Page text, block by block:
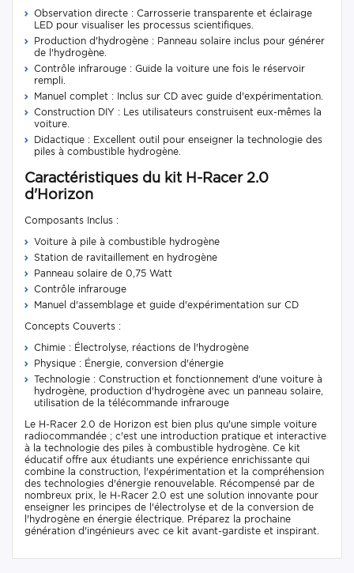
Observation directe : Carrosserie transparente et éclairage
LED pour visualiser les processus scientifiques.
Production d'hydrogène : Panneau solaire inclus pour générer
de l'hydrogène.
Contrôle infrarouge : Guide la voiture une fois le réservoir
rempli.
Manuel complet : Inclus sur CD avec guide d'expérimentation.
Construction DIY : Les utilisateurs construisent eux-mêmes la
voiture.
Didactique : Excellent outil pour enseigner la technologie des
piles à combustible hydrogène.
Caractéristiques du kit H-Racer 2.0
d'Horizon
Composants Inclus :
Voiture à pile à combustible hydrogène
Station de ravitaillement en hydrogène
Panneau solaire de 0,75 Watt
Contrôle infrarouge
Manuel d'assemblage et guide d'expérimentation sur CD
Concepts Couverts :
Chimie : Électrolyse, réactions de l'hydrogène
Physique : Énergie, conversion d'énergie
Technologie : Construction et fonctionnement d'une voiture à
hydrogène, production d'hydrogène avec un panneau solaire,
utilisation de la télécommande infrarouge
Le H-Racer 2.0 de Horizon est bien plus qu'une simple voiture
radiocommandée ; c'est une introduction pratique et interactive
à la technologie des piles à combustible hydrogène. Ce kit
éducatif offre aux étudiants une expérience enrichissante qui
combine la construction, l'expérimentation et la compréhension
des technologies d'énergie renouvelable. Récompensé par de
nombreux prix, le H-Racer 2.0 est une solution innovante pour
enseigner les principes de l'électrolyse et de la conversion de
l'hydrogène en énergie électrique. Préparez la prochaine
génération d'ingénieurs avec ce kit avant-gardiste et inspirant.